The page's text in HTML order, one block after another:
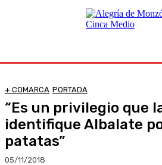
+ COMARCA PORTADA
“Es un privilegio que
identifique Albalate
patatas”
05/11/2018